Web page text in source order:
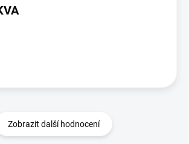
Zobrazit další hodnocení